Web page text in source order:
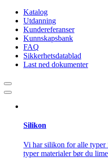
Katalog
Utdanning
Kundereferanser
Kunnskapsbank
FAQ
Sikkerhetsdatablad
Last ned dokumenter
Silikon
Vi har silikon for alle typer
typer materialer bør du